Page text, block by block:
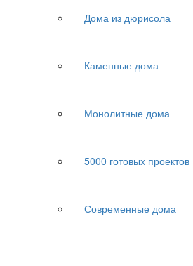
Дома из дюрисола
Каменные дома
Монолитные дома
5000 готовых проектов
Современные дома